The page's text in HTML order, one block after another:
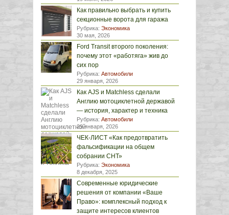
Как правильно выбрать и купить
секционные ворота для гаража
Рубрика: Экономика
30 мая, 2026
Ford Transit второго поколения:
почему этот «работяга» жив до
сих пор
Рубрика: Автомобили
29 января, 2026
Как AJS и Matchless сделали
Англию мотоциклетной державой
— история, характер и техника
Рубрика: Автомобили
29 января, 2026
ЧЕК-ЛИСТ «Как предотвратить
фальсификации на общем
собрании СНТ»
Рубрика: Экономика
8 декабря, 2025
Современные юридические
решения от компании «Ваше
Право»: комплексный подход к
защите интересов клиентов